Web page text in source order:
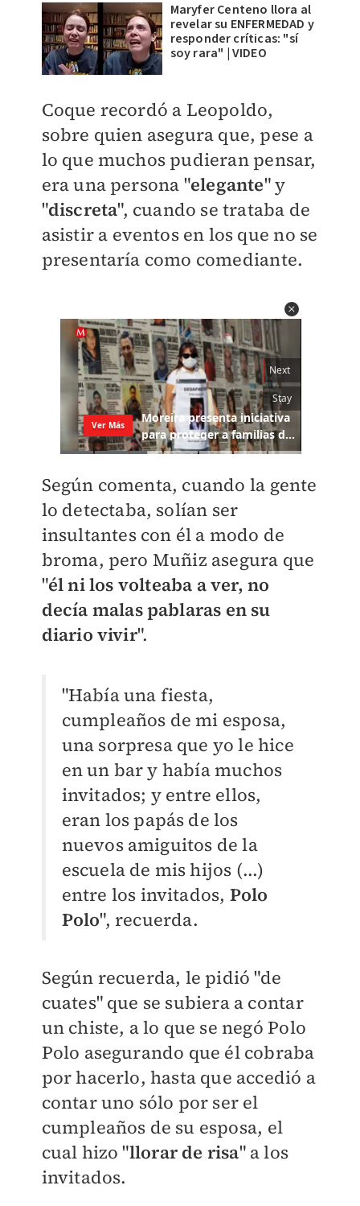
Maryfer Centeno llora al
revelar su ENFERMEDAD y
responder críticas: "sí
soy rara" | VIDEO
Coque recordó a Leopoldo,
sobre quien asegura que, pese a
lo que muchos pudieran pensar,
era una persona "elegante" y
"discreta", cuando se trataba de
asistir a eventos en los que no se
presentaría como comediante.
Según comenta, cuando la gente
lo detectaba, solían ser
insultantes con él a modo de
broma, pero Muñiz asegura que
"él ni los volteaba a ver, no
decía malas pablaras en su
diario vivir".
"Había una fiesta,
cumpleaños de mi esposa,
una sorpresa que yo le hice
en un bar y había muchos
invitados; y entre ellos,
eran los papás de los
nuevos amiguitos de la
escuela de mis hijos (...)
entre los invitados, Polo
Polo", recuerda.
Según recuerda, le pidió "de
cuates" que se subiera a contar
un chiste, a lo que se negó Polo
Polo asegurando que él cobraba
por hacerlo, hasta que accedió a
contar uno sólo por ser el
cumpleaños de su esposa, el
cual hizo "llorar de risa" a los
invitados.